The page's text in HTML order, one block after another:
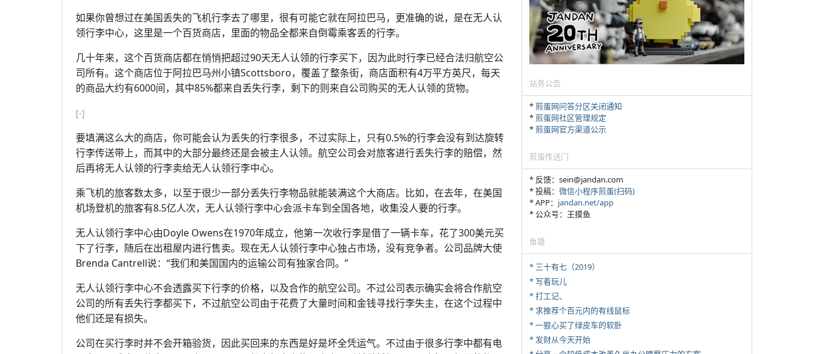
如果你曾想过在美国丢失的飞机行李去了哪里，很有可能它就在阿拉巴马，更准确的说，是在无人认
领行李中心，这里是一个百货商店，里面的物品全都来自倒霉乘客丢的行李。
几十年来，这个百货商店都在悄悄把超过90天无人认领的行李买下，因为此时行李已经合法归航空公
司所有。这个商店位于阿拉巴马州小镇Scottsboro，覆盖了整条街，商店面积有4万平方英尺，每天
的商品大约有6000间，其中85%都来自丢失行李，剩下的则来自公司购买的无人认领的货物。
[-]
要填满这么大的商店，你可能会认为丢失的行李很多，不过实际上，只有0.5%的行李会没有到达旋转
行李传送带上，而其中的大部分最终还是会被主人认领。航空公司会对旅客进行丢失行李的赔偿，然
后再将无人认领的行李卖给无人认领行李中心。
乘飞机的旅客数太多，以至于很少一部分丢失行李物品就能装满这个大商店。比如，在去年，在美国
机场登机的旅客有8.5亿人次，无人认领行李中心会派卡车到全国各地，收集没人要的行李。
无人认领行李中心由Doyle Owens在1970年成立，他第一次收行李是借了一辆卡车，花了300美元买
下了行李，随后在出租屋内进行售卖。现在无人认领行李中心独占市场，没有竞争者。公司品牌大使
Brenda Cantrell说：“我们和美国国内的运输公司有独家合同。”
无人认领行李中心不会透露买下行李的价格，以及合作的航空公司。不过公司表示确实会将合作航空
公司的所有丢失行李都买下，不过航空公司由于花费了大量时间和金钱寻找行李失主，在这个过程中
他们还是有损失。
公司在买行李时并不会开箱验货，因此买回来的东西是好是坏全凭运气。不过由于很多行李中都有电
站务公告
*煎蛋网问答分区关闭通知
*煎蛋网社区管理规定
*煎蛋网官方渠道公示
煎蛋传送门
* 反馈：sein@jandan.com
* 投稿： 微信小程序煎蛋(扫码)
* APP： jandan.net/app
* 公众号：王摸鱼
鱼塘
* 三十有七（2019）
* 写着玩儿
* 打工记、
* 求推荐个百元内的有线鼠标
* 一狠心买了绿皮车的软卧
* 发财从今天开始